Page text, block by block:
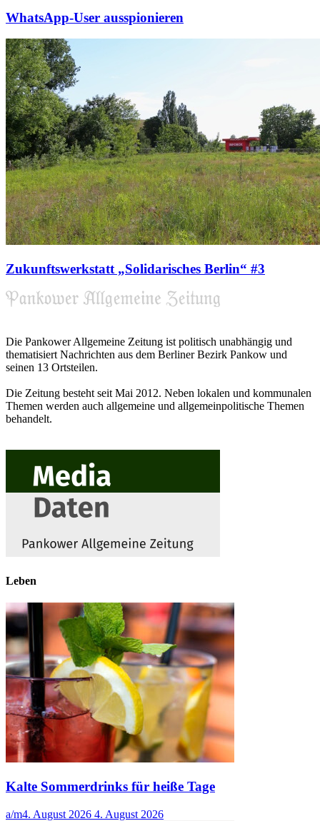
WhatsApp-User ausspionieren
Zukunftswerkstatt „Solidarisches Berlin“ #3
Die Pankower Allgemeine Zeitung ist politisch unabhängig und
thematisiert Nachrichten aus dem Berliner Bezirk Pankow und
seinen 13 Ortsteilen.
Die Zeitung besteht seit Mai 2012. Neben lokalen und kommunalen
Themen werden auch allgemeine und allgemeinpolitische Themen
behandelt.
Leben
Kalte Sommerdrinks für heiße Tage
a/m4. August 2026 4. August 2026